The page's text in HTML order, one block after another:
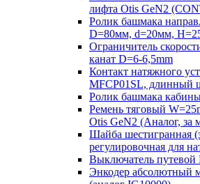
лифта Otis GeN2
Ролик башмака
D=80мм, d=20мм,
Ограничитель
канат D=6-6,5mm
Контакт натяжного
MFCP01SL, длинный
Ролик башмака
Ремень тяговый
Otis GeN2 (Аналог, за
Шайба шестигранная
регулировочная для
Выключатель
Энкодер абсолютный